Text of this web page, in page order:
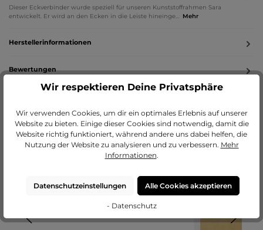
Dieser Eckverbinder wurde speziell für unseren Kunststoffrahmen Sara
entwickelt. Er wird an den Ecken in die Leiste hineinge… Mehr
Herstellerinformationen
Bewertungen
Produktgalerie überspringen
Lass dich inspirieren
mrahmen
Durchschnittliche Bewertung von 5 von 5 Sternen
2
asche zur
Befestigu
Durchschnittliche Bewertung von 5 von 5
(
1
)
Aufsteller
für
frahmen
Durchschnittliche Bewertung
(
2
MDF-
Rückwan
Wir respektieren Deine Privatsphäre
Wir verwenden Cookies, um dir ein optimales Erlebnis auf unserer
Website zu bieten. Einige dieser Cookies sind notwendig, damit die
Website richtig funktioniert, während andere uns dabei helfen, die
Nutzung der Website zu analysieren und zu verbessern. Mehr
Informationen.
Datenschutzeinstellungen Alle Cookies akzeptieren
- Datenschutz